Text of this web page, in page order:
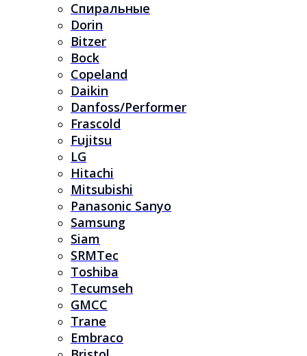
Спиральные
Dorin
Bitzer
Bock
Copeland
Daikin
Danfoss/Performer
Frascold
Fujitsu
LG
Hitachi
Mitsubishi
Panasonic Sanyo
Samsung
Siam
SRMTec
Toshiba
Tecumseh
GMCC
Trane
Embraco